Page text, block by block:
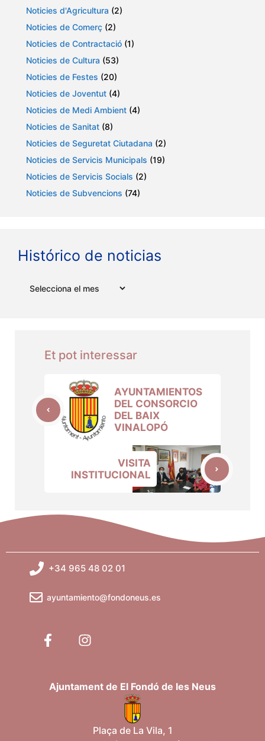
Noticies d'Agricultura (2)
Noticies de Comerç (2)
Noticies de Contractació (1)
Noticies de Cultura (53)
Noticies de Festes (20)
Noticies de Joventut (4)
Noticies de Medi Ambient (4)
Noticies de Sanitat (8)
Noticies de Seguretat Ciutadana (2)
Noticies de Servicis Municipals (19)
Noticies de Servicis Socials (2)
Noticies de Subvencions (74)
Histórico de noticias
Et pot interessar
AYUNTAMIENTOS
DEL CONSORCIO
DEL BAIX
VINALOPÓ
VISITA
INSTITUCIONAL
+34 965 48 02 01
ayuntamiento@fondoneus.es
Ajuntament de El Fondó de les Neus
Plaça de La Vila, 1